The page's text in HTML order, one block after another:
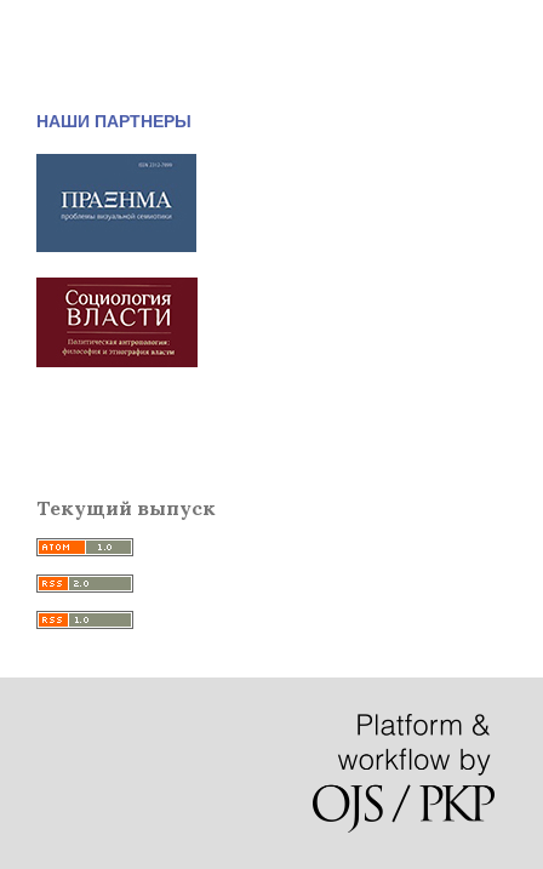
НАШИ ПАРТНЕРЫ
Текущий выпуск